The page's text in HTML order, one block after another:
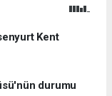
Kent
durumu